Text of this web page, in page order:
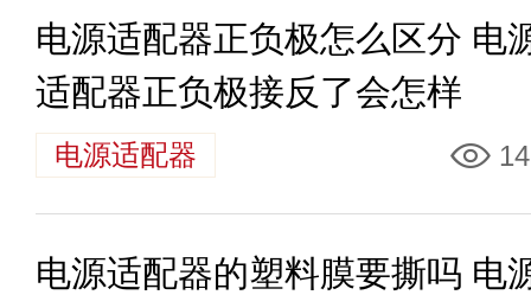
电源适配器正负极怎么区分 电
适配器正负极接反了会怎样
电源适配器
电源适配器的塑料膜要撕吗 电